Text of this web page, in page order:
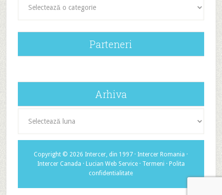
Parteneri
Arhiva
Copyright © 2026 Intercer, din 1997 · Intercer Romania ·
Intercer Canada · Lucian Web Service· Termeni · Polita
confidentialitate